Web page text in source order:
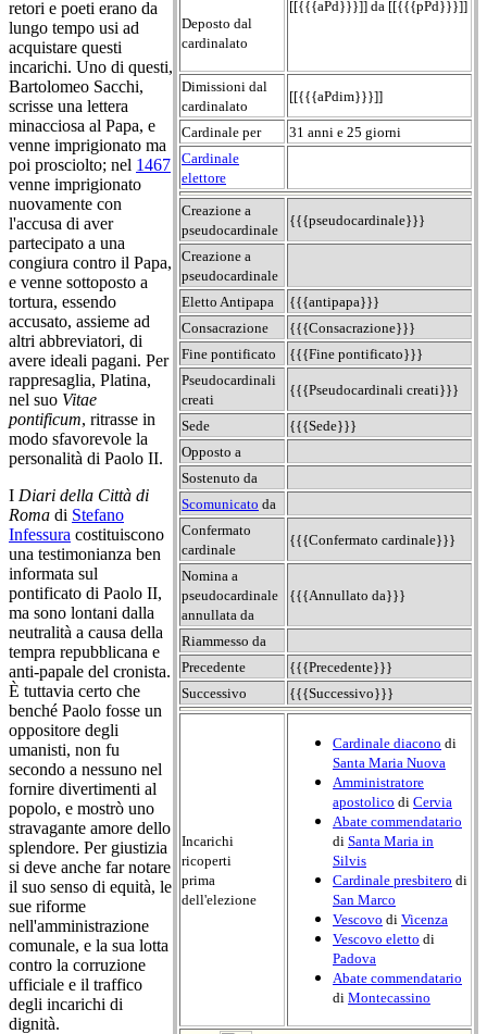
Deposto dal
cardinalato
[[{{{aPd}}}]] da [[{{{pPd}}}]]
Dimissioni dal
cardinalato
[[{{{aPdim}}}]]
Cardinale per
31 anni e 25 giorni
Cardinale
elettore
Creazione a
pseudocardinale
{{{pseudocardinale}}}
Creazione a
pseudocardinale
Eletto Antipapa
{{{antipapa}}}
Consacrazione
{{{Consacrazione}}}
Fine pontificato
{{{Fine pontificato}}}
Pseudocardinali
creati
{{{Pseudocardinali creati}}}
Sede
{{{Sede}}}
Opposto a
Sostenuto da
Scomunicato da
Confermato
cardinale
{{{Confermato cardinale}}}
Nomina a
pseudocardinale
annullata da
{{{Annullato da}}}
Riammesso da
Precedente
{{{Precedente}}}
Successivo
{{{Successivo}}}
Incarichi
ricoperti
prima
dell'elezione
Cardinale diacono di
Santa Maria Nuova
Amministratore
apostolico di Cervia
Abate commendatario
di Santa Maria in
Silvis
Cardinale presbitero di
San Marco
Vescovo di Vicenza
Vescovo eletto di
Padova
Abate commendatario
di Montecassino
retori e poeti erano da
lungo tempo usi ad
acquistare questi
incarichi. Uno di questi,
Bartolomeo Sacchi,
scrisse una lettera
minacciosa al Papa, e
venne imprigionato ma
poi prosciolto; nel 1467
venne imprigionato
nuovamente con
l'accusa di aver
partecipato a una
congiura contro il Papa,
e venne sottoposto a
tortura, essendo
accusato, assieme ad
altri abbreviatori, di
avere ideali pagani. Per
rappresaglia, Platina,
nel suo Vitae
pontificum, ritrasse in
modo sfavorevole la
personalità di Paolo II.
I Diari della Città di
Roma di Stefano
Infessura costituiscono
una testimonianza ben
informata sul
pontificato di Paolo II,
ma sono lontani dalla
neutralità a causa della
tempra repubblicana e
anti-papale del cronista.
È tuttavia certo che
benché Paolo fosse un
oppositore degli
umanisti, non fu
secondo a nessuno nel
fornire divertimenti al
popolo, e mostrò uno
stravagante amore dello
splendore. Per giustizia
si deve anche far notare
il suo senso di equità, le
sue riforme
nell'amministrazione
comunale, e la sua lotta
contro la corruzione
ufficiale e il traffico
degli incarichi di
dignità.